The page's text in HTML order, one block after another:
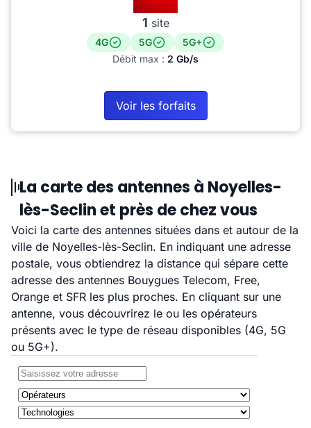
1 site
4G 5G
5G+
Débit max : 2 Gb/s
Voir les forfaits
La carte des antennes à Noyelles-
lès-Seclin et près de chez vous
Voici la carte des antennes situées dans et autour de la
ville de Noyelles-lès-Seclin. En indiquant une adresse
postale, vous obtiendrez la distance qui sépare cette
adresse des antennes Bouygues Telecom, Free,
Orange et SFR les plus proches. En cliquant sur une
antenne, vous découvrirez le ou les opérateurs
présents avec le type de réseau disponibles (4G, 5G
ou 5G+).